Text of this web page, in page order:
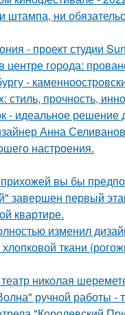
штампа, ни
- проект студии
центре города:
-
стиль, прочность,
- идеальное решение
Анна
настроения.
прихожей вы бы
завершен первый
квартире.
изменил
ткани
николая
ручной работы -